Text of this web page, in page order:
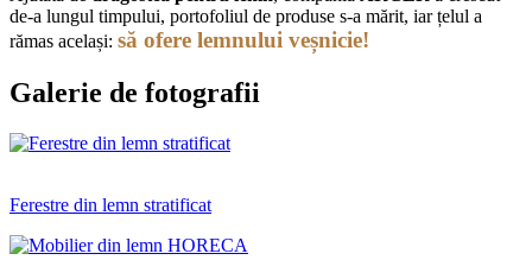
de-a lungul timpului, portofoliul de produse s-a mărit, iar țelul a
rămas același: să ofere lemnului veșnicie!
Galerie de fotografii
Ferestre din lemn stratificat